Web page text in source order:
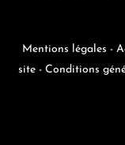
Mentions légales -
site- Conditions